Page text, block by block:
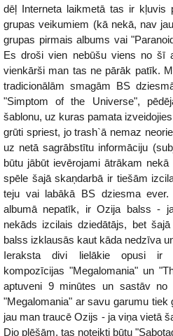
dēļ Interneta laikmetā tas ir kļuvis
grupas veikumiem (kā nekā, nav
grupas pirmais albums vai
Es droši vien nebūšu viens no šī
vienkārši man tas ne pārāk patīk.
tradicionālām smagām BS
"Simptom of the Universe",
šablonu, uz kuras pamata
grūti spriest, jo trash`ā nemaz
uz netā sagrābstītu informāciju
būtu jābūt ievērojami ātrākam
spēle šajā skaņdarbā ir tiešām
teju vai labākā BS dziesma
albumā nepatīk, ir Ozija balss -
nekāds izcilais dziedātājs, bet
balss izklausās kaut kāda nedzīva
Ieraksta divi lielākie opusi ir
kompozīcijas "Megalomania" un
aptuveni 9 minūtes un sastāv no
"Megalomania" ar savu garumu
jau man traucē Ozijs - ja viņa vietā
Dio plēšām, tas noteikti būtu